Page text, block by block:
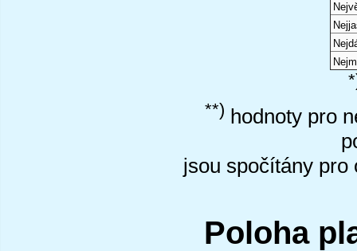
**) hodnoty pro
jsou spočítány pro
Poloha